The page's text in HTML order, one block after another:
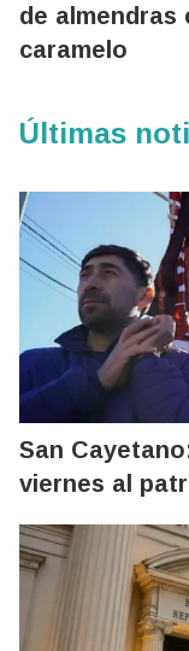
de almendras
caramelo
Últimas
San
viernes al